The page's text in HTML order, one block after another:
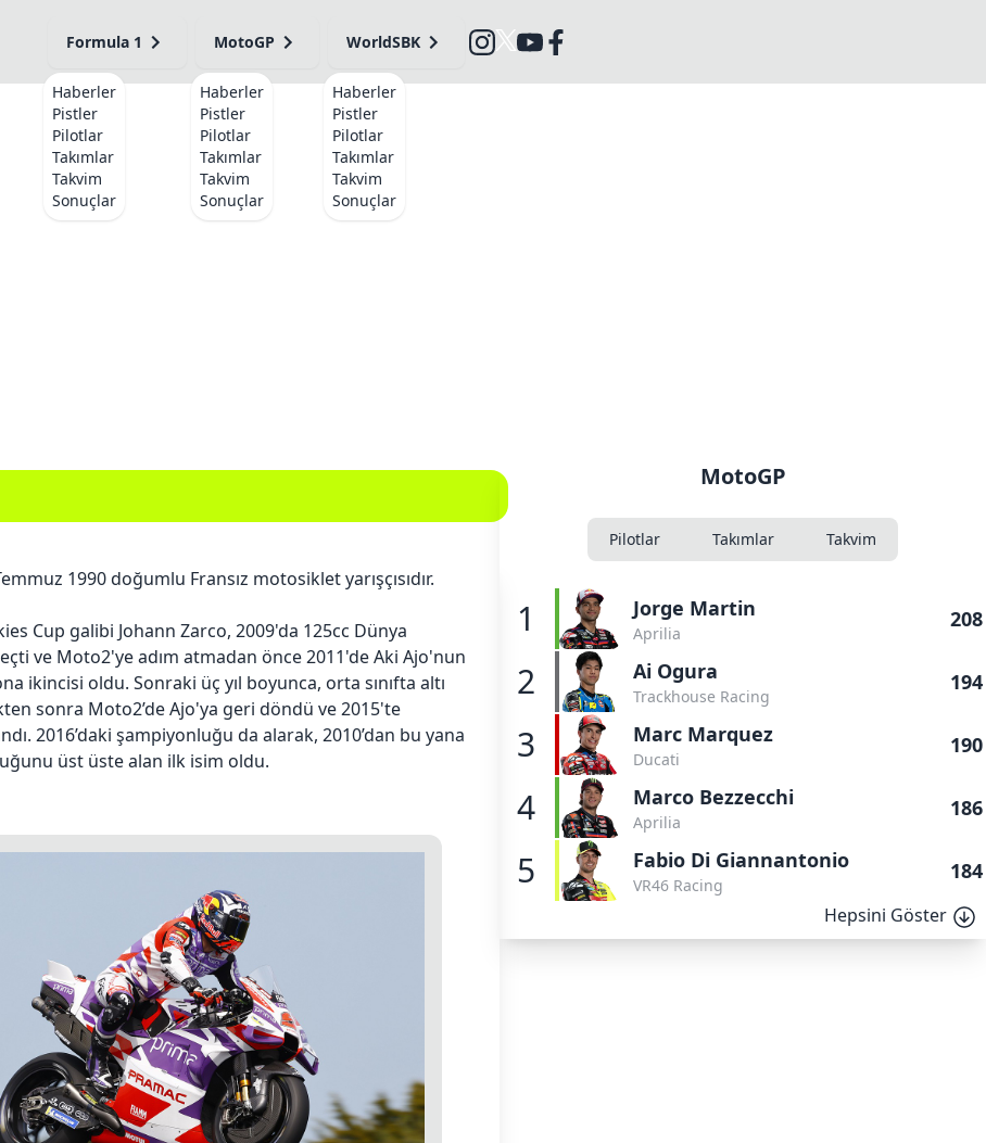
Formula 1
Haberler
Pistler
Pilotlar
Takımlar
Takvim
Sonuçlar
MotoGP
Haberler
Pistler
Pilotlar
Takımlar
Takvim
Sonuçlar
WorldSBK
Haberler
Pistler
Pilotlar
Takımlar
Takvim
Sonuçlar
1990 doğumlu Fransız motosiklet yarışçısıdır.
Cup galibi Johann Zarco, 2009'da 125cc Dünya
ve Moto2'ye adım atmadan önce 2011'de Aki Ajo'nun
ikincisi oldu. Sonraki üç yıl boyunca, orta sınıfta altı
sonra Moto2’de Ajo'ya geri döndü ve 2015'te
2016’daki şampiyonluğu da alarak, 2010’dan bu yana
üst üste alan ilk isim oldu.
MotoGP
Pilotlar Takımlar Takvim
1 Jorge Martin
Aprilia
208
2 Ai Ogura
Trackhouse Racing
194
3 Marc Marquez
Ducati
190
4 Marco Bezzecchi
Aprilia
186
5 Fabio Di Giannantonio
VR46 Racing
184
Hepsini Göster